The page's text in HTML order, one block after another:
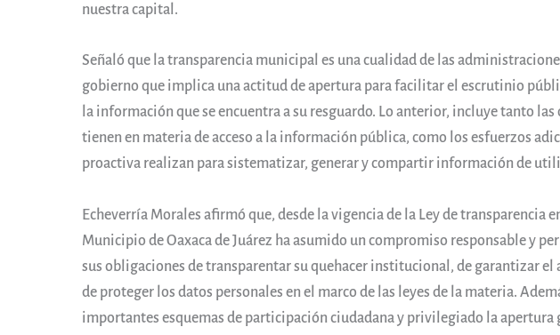
nuestra capital.
Señaló que la transparencia municipal es una cualidad de las
gobierno que implica una actitud de apertura para facilitar el escrutinio
la información que se encuentra a su resguardo. Lo anterior, incluye tanto
tienen en materia de acceso a la información pública, como los esfuerzos
proactiva realizan para sistematizar, generar y compartir información de
Echeverría Morales afirmó que, desde la vigencia de la Ley de transparencia
Municipio de Oaxaca de Juárez ha asumido un compromiso responsable y
sus obligaciones de transparentar su quehacer institucional, de garantizar el
de proteger los datos personales en el marco de las leyes de la materia.
importantes esquemas de participación ciudadana y privilegiado la apertura